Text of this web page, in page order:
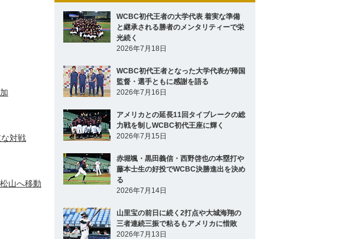
対戦
山へ移動
WCBC初代王者の大学代表 着実な準備
と継承される勝者のメンタリティーで栄
光続く
2026年7月18日
WCBC初代王者となった大学代表が帰国
監督・選手ともに感謝を語る
2026年7月16日
アメリカとの延長11回タイブレークの総
力戦を制しWCBC初代王座に輝く
2026年7月15日
赤堀颯・黒田義信・西野啓也の本塁打や
藤本士生の好投でWCBC決勝進出を決め
る
2026年7月14日
山里宝の前日に続く2打点や大城海翔の
三者連続三振で粘るもアメリカに惜敗
2026年7月13日